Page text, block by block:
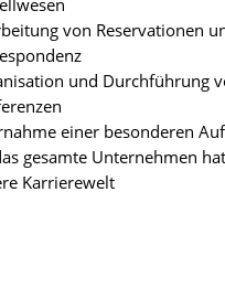
von Reservationen
und Durchführung
einer besonderen
gesamte Unternehmen
Karrierewelt